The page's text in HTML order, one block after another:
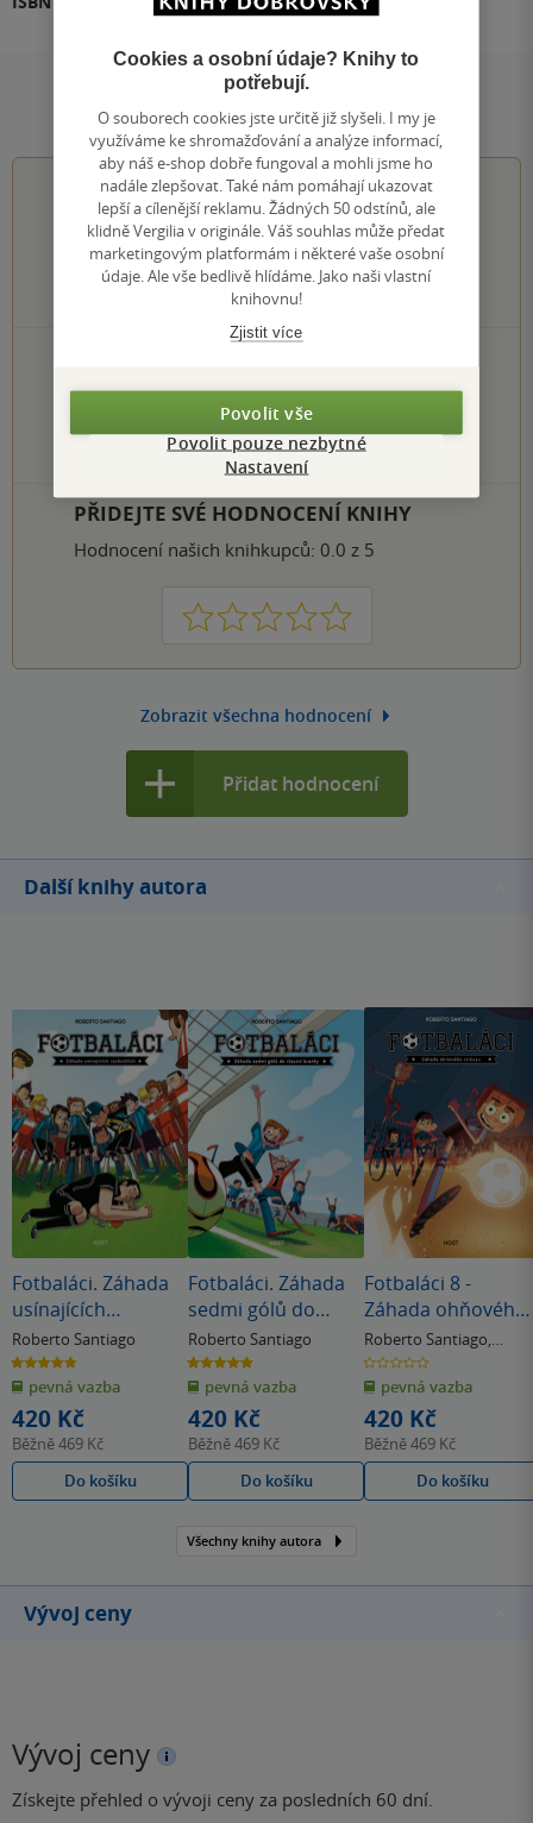
Hodnocení a recenze čtenářů
0.0z5
hodnocení čtenářů
4 hvězdičky
0×
3 hvězdičky
0×
2 hvězdičky
0×
1 hvezdička
PŘIDEJTE SVÉ HODNOCENÍ KNIHY
Hodnocení našich knihkupců: 0.0 z 5
1 2 3 4 5
Zobrazit všechna hodnocení
Přidat hodnocení
Další knihy autora
Fotbaláci. Záhada
usínajících
rozhodčích
Roberto Santiago
4.8
z
5
hvězdiček
pevná vazba
420 Kč
Běžně469 Kč
Do košíku
Fotbaláci. Záhada
sedmi gólů do
vlastní branky
Roberto Santiago
5.0
z
5
hvězdiček
pevná vazba
420 Kč
Běžně469 Kč
Do košíku
Fotbaláci 8 -
Záhada ohňového
cirkusu
Roberto Santiago,
Enrique Lorenzo
0.0
z
5
hvězdiček
pevná vazba
420 Kč
Běžně469 Kč
Do košíku
Všechny knihy autora
Vývoj ceny
Vývoj ceny
Získejte přehled o vývoji ceny za posledních 60 dní.
Cookies a osobní údaje? Knihy to
potřebují.
O souborech cookies jste určitě již slyšeli. I my je
využíváme ke shromažďování a analýze informací,
aby náš e-shop dobře fungoval a mohli jsme ho
nadále zlepšovat. Také nám pomáhají ukazovat
lepší a cílenější reklamu. Žádných 50 odstínů, ale
klidně Vergilia v originále. Váš souhlas může předat
marketingovým platformám i některé vaše osobní
údaje. Ale vše bedlivě hlídáme. Jako naši vlastní
knihovnu!
Zjistit více
Povolit vše
Povolit pouze nezbytné
Nastavení